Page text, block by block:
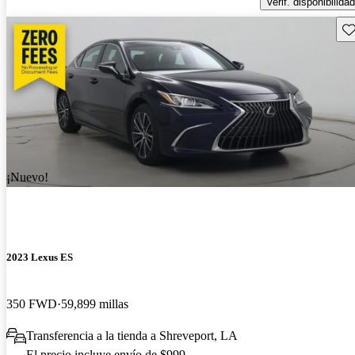
¡Nuevo!
2023 Lexus ES
350 FWD 59,899 millas
Transferencia a la tienda a Shreveport, LA